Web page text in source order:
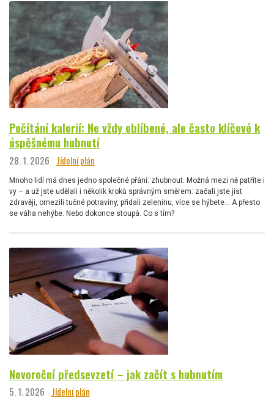
Počítání kalorií: Ne vždy oblíbené, ale často klíčové k
úspěšnému hubnutí
28. 1. 2026 Jídelní plán
Mnoho lidí má dnes jedno společné přání: zhubnout. Možná mezi ně patříte i
vy – a už jste udělali i několik kroků správným směrem: začali jste jíst
zdravěji, omezili tučné potraviny, přidali zeleninu, více se hýbete… A přesto
se váha nehýbe. Nebo dokonce stoupá. Co s tím?
Novoroční předsevzetí – jak začít s hubnutím
5. 1. 2026 Jídelní plán